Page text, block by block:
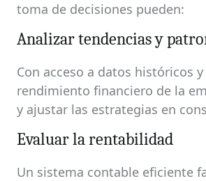
toma de decisiones pueden:
Analizar tendencias y
Con acceso a datos históricos
rendimiento financiero de la
y ajustar las estrategias en
Evaluar la rentabilidad
Un sistema contable eficiente